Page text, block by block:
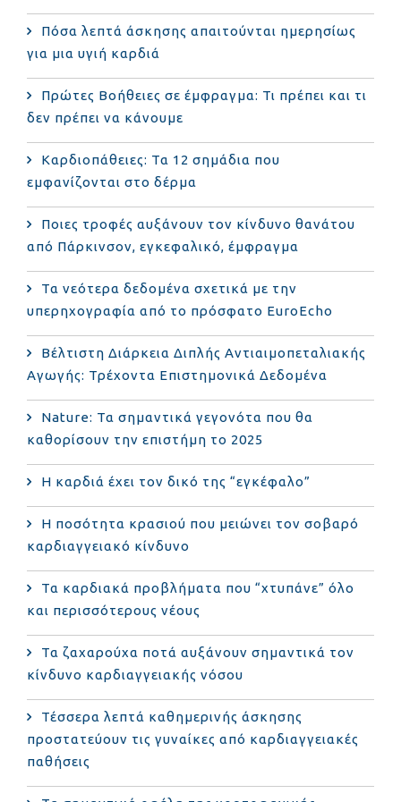
Πόσα λεπτά άσκησης απαιτούνται ημερησίως
για μια υγιή καρδιά
Πρώτες Βοήθειες σε έμφραγμα: Τι πρέπει και τι
δεν πρέπει να κάνουμε
Καρδιοπάθειες: Τα 12 σημάδια που
εμφανίζονται στο δέρμα
Ποιες τροφές αυξάνουν τον κίνδυνο θανάτου
από Πάρκινσον, εγκεφαλικό, έμφραγμα
Τα νεότερα δεδομένα σχετικά με την
υπερηχογραφία από το πρόσφατο EuroEcho
Bέλτιστη Διάρκεια Διπλής Αντιαιμοπεταλιακής
Αγωγής: Τρέχοντα Επιστημονικά Δεδομένα
Nature: Τα σημαντικά γεγονότα που θα
καθορίσουν την επιστήμη το 2025
Η καρδιά έχει τον δικό της “εγκέφαλο”
Η ποσότητα κρασιού που μειώνει τον σοβαρό
καρδιαγγειακό κίνδυνο
Τα καρδιακά προβλήματα που “χτυπάνε” όλο
και περισσότερους νέους
Τα ζαχαρούχα ποτά αυξάνουν σημαντικά τον
κίνδυνο καρδιαγγειακής νόσου
Τέσσερα λεπτά καθημερινής άσκησης
προστατεύουν τις γυναίκες από καρδιαγγειακές
παθήσεις